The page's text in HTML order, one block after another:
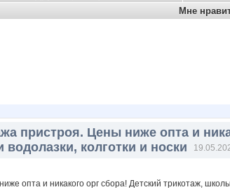
Мне
пристроя. Цены ниже опта и
колготки и носки